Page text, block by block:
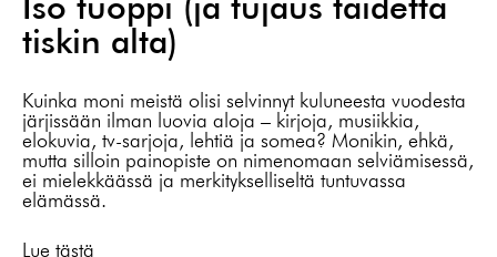
tiskin alta)
Kuinka moni meistä olisi selvinnyt kuluneesta vuodesta
järjissään ilman luovia aloja – kirjoja, musiikkia,
elokuvia, tv-sarjoja, lehtiä ja somea? Monikin, ehkä,
mutta silloin painopiste on nimenomaan selviämisessä,
ei mielekkäässä ja merkitykselliseltä tuntuvassa
elämässä.
Lue tästä